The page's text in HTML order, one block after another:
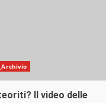
Il video delle